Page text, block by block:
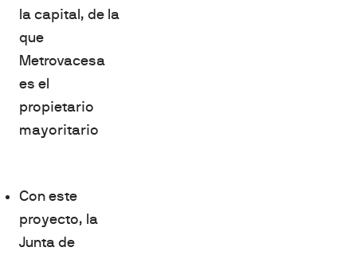
la capital, de la
que
Metrovacesa
es el
propietario
mayoritario
Con este
proyecto, la
Junta de